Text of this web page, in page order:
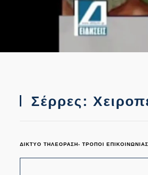
Σέρρες:
ΔΙΚΤΥΟ ΤΗΛΕΟΡΑΣΗ- ΤΡΟΠΟΙ ΕΠΙΚΟΙΝΩΝΙΑΣ